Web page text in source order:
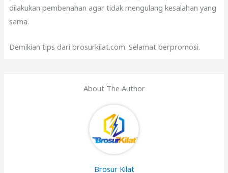
dilakukan pembenahan agar tidak mengulang kesalahan yang
sama.
Demikian tips dari brosurkilat.com. Selamat berpromosi.
About The Author
Brosur Kilat